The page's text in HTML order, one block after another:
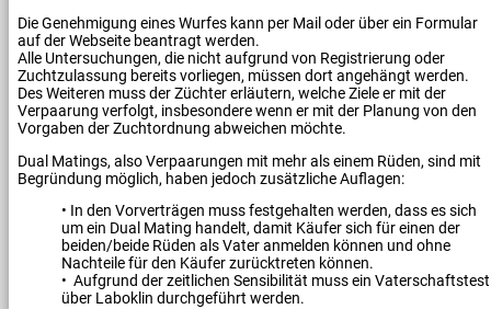
Die Genehmigung eines Wurfes kann per Mail oder über ein Formular
auf der Webseite beantragt werden.
Alle Untersuchungen, die nicht aufgrund von Registrierung oder
Zuchtzulassung bereits vorliegen, müssen dort angehängt werden.
Des Weiteren muss der Züchter erläutern, welche Ziele er mit der
Verpaarung verfolgt, insbesondere wenn er mit der Planung von den
Vorgaben der Zuchtordnung abweichen möchte.
Dual Matings, also Verpaarungen mit mehr als einem Rüden, sind mit
Begründung möglich, haben jedoch zusätzliche Auflagen:
• In den Vorverträgen muss festgehalten werden, dass es sich
um ein Dual Mating handelt, damit Käufer sich für einen der
beiden/beide Rüden als Vater anmelden können und ohne
Nachteile für den Käufer zurücktreten können.
• Aufgrund der zeitlichen Sensibilität muss ein Vaterschaftstest
über Laboklin durchgeführt werden.